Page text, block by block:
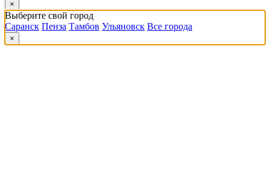
×
Выберите свой город
Саранск Пенза Тамбов Ульяновск Все города
×